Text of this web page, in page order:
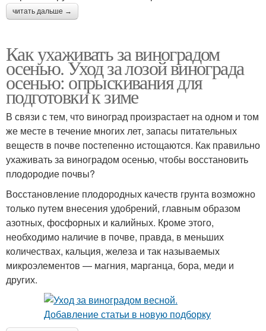
читать дальше →
Как ухаживать за виноградом
осенью. Уход за лозой винограда
осенью: опрыскивания для
подготовки к зиме
В связи с тем, что виноград произрастает на одном и том
же месте в течение многих лет, запасы питательных
веществ в почве постепенно истощаются. Как правильно
ухаживать за виноградом осенью, чтобы восстановить
плодородие почвы?
Восстановление плодородных качеств грунта возможно
только путем внесения удобрений, главным образом
азотных, фосфорных и калийных. Кроме этого,
необходимо наличие в почве, правда, в меньших
количествах, кальция, железа и так называемых
микроэлементов — магния, марганца, бора, меди и
других.